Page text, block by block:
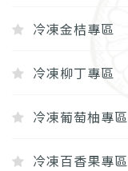
冷凍金桔專區
冷凍柳丁專區
冷凍葡萄柚專區
冷凍百香果專區